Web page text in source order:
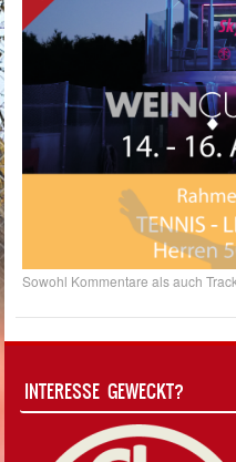
Sowohl Kommentare als auch
INTERESSE GEWECKT?